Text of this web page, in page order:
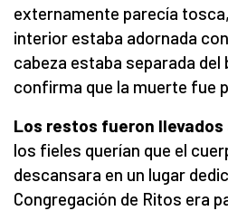
externamente parecía
interior estaba adornada
cabeza estaba separada del
confirma que la muerte fue
Los restos fueron
los fieles querían que el
descansara en un lugar
Congregación de Ritos era